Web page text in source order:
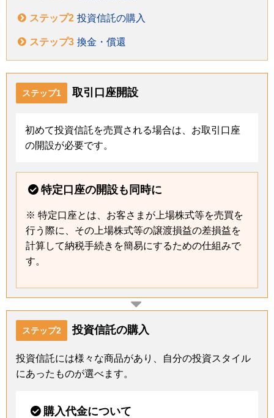
ステップ2 投資信託の購入
ステップ3 換金・償還
ステップ1 取引口座開設
初めて投資信託を売買される場合は、お取引口座
の開設が必要です。
特定口座の開設も同時に
※ 特定口座とは、お客さまが上場株式等を売買を
行う際に、その上場株式等の譲渡損益の差損益を
計算して納税手続きを簡易にするための仕組みで
す。
ステップ2 投資信託の購入
投資信託には様々な商品があり、自分の投資スタイル
にあったものが選べます。
購入代金について